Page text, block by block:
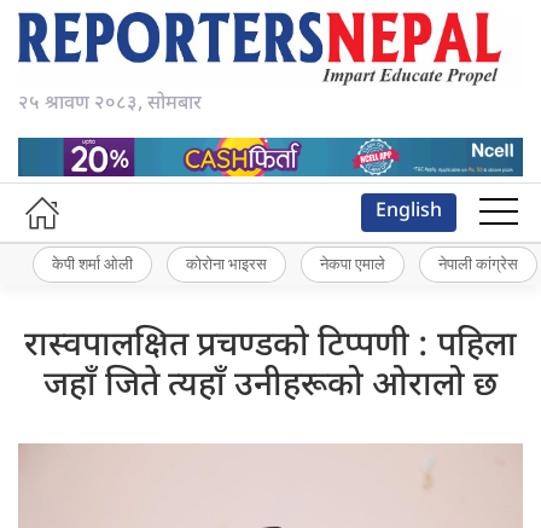
२५ श्रावण २०८३, सोमबार
English
केपी शर्मा ओली कोरोना भाइरस नेकपा एमाले नेपाली कांग्रेस
रास्वपालक्षित प्रचण्डको टिप्पणी : पहिला
जहाँ जिते त्यहाँ उनीहरूको ओरालो छ